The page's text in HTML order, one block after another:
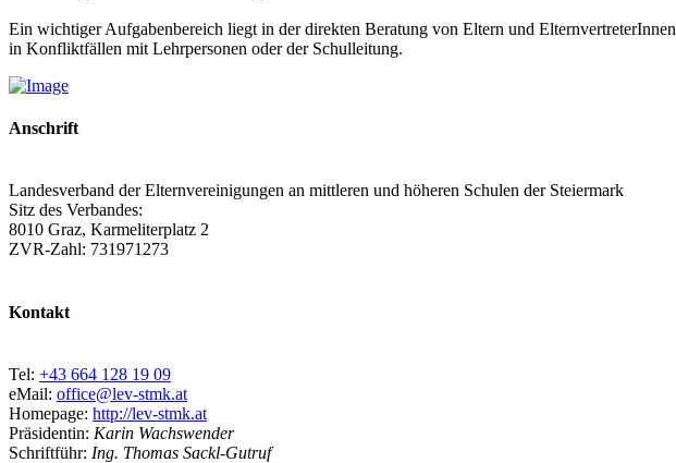
Ein wichtiger Aufgabenbereich liegt in der direkten Beratung von Eltern und
in Konfliktfällen mit Lehrpersonen oder der Schulleitung.
Anschrift
Landesverband der Elternvereinigungen an mittleren und höheren Schulen der Steiermark
Sitz des Verbandes:
8010 Graz, Karmeliterplatz 2
ZVR-Zahl: 731971273
Kontakt
Tel: +43 664 128 19 09
eMail: office@lev-stmk.at
Homepage: http://lev-stmk.at
Präsidentin: Karin Wachswender
Schriftführ: Ing. Thomas Sackl-Gutruf